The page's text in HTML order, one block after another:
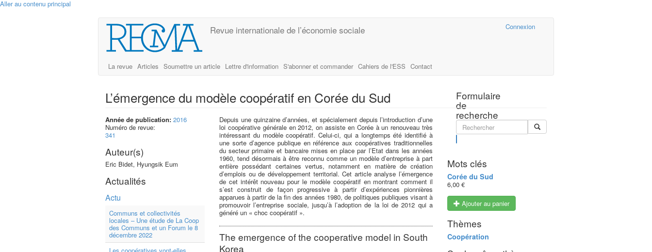
Aller au contenu principal
Connexion
Revue internationale de l’économie sociale
La revue Articles Soumettre un article Lettre d'information S'abonner et commander Cahiers de l'ESS Contact
Formulaire
de
recherche
L’émergence du modèle coopératif en Corée du Sud
Année de publication: 2016
Numéro de revue:
341
Auteur(s)
Eric Bidet, Hyungsik Eum
Actualités
Actu
Communs et collectivités
locales – Une étude de La Coop
des Communs et un Forum le 8
décembre 2022
Depuis une quinzaine d’années, et spécialement depuis l’introduction d’une
loi coopérative générale en 2012, on assiste en Corée à un renouveau très
intéressant du modèle coopératif. Celui-ci, qui a longtemps été identifié à
une sorte d’agence publique en référence aux coopé­ratives traditionnelles
du secteur primaire et bancaire mises en place par l’Etat dans les années
1960, tend désormais à être reconnu comme un modèle d’entreprise à part
entière possédant certaines vertus, notamment en matière de création
d’emplois ou de développement territorial. Cet article analyse l’émergence
de cet intérêt nouveau pour le modèle coopératif en montrant comment il
s’est construit de façon progressive à partir d’expériences pionnières
apparues à partir de la fin des années 1980, de politiques publiques visant à
promouvoir l’entreprise sociale, jusqu’à l’adoption de la loi de 2012 qui a
généré un « choc coopératif ».
The emergence of the cooperative model in South
Korea
Mots clés
Corée du Sud
6,00 €
Ajouter au panier
Thèmes
Coopération